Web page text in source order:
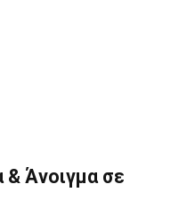
Άνοιγμα σε